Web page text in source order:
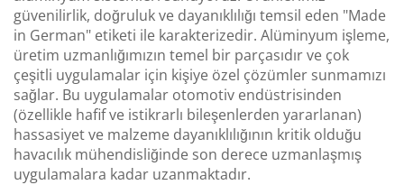
güvenilirlik, doğruluk ve dayanıklılığı temsil eden "Made
in German" etiketi ile karakterizedir. Alüminyum işleme,
üretim uzmanlığımızın temel bir parçasıdır ve çok
çeşitli uygulamalar için kişiye özel çözümler sunmamızı
sağlar. Bu uygulamalar otomotiv endüstrisinden
(özellikle hafif ve istikrarlı bileşenlerden yararlanan)
hassasiyet ve malzeme dayanıklılığının kritik olduğu
havacılık mühendisliğinde son derece uzmanlaşmış
uygulamalara kadar uzanmaktadır.